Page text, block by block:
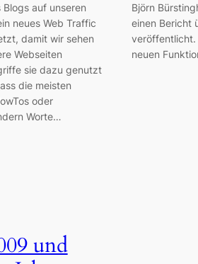
auf unseren
neues Web Traffic
damit wir sehen
Webseiten
sie dazu genutzt
die meisten
oder
Worte…
Björn
einen Bericht
veröffentlicht.
neuen
und